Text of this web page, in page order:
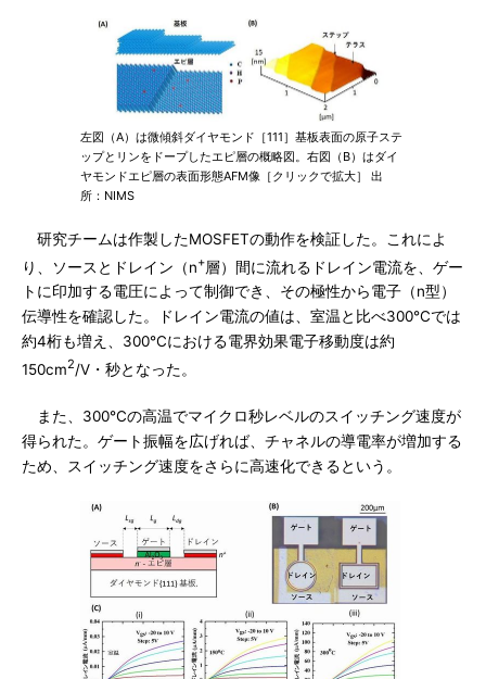
左図（A）は微傾斜ダイヤモンド［111］基板表面の原子ステ
ップとリンをドープしたエピ層の概略図。右図（B）はダイ
ヤモンドエピ層の表面形態AFM像［クリックで拡大］ 出
所：NIMS
研究チームは作製したMOSFETの動作を検証した。これによ
り、ソースとドレイン（n+層）間に流れるドレイン電流を、ゲー
トに印加する電圧によって制御でき、その極性から電子（n型）
伝導性を確認した。ドレイン電流の値は、室温と比べ300℃では
約4桁も増え、300℃における電界効果電子移動度は約
150cm2/V・秒となった。
また、300℃の高温でマイクロ秒レベルのスイッチング速度が
得られた。ゲート振幅を広げれば、チャネルの導電率が増加する
ため、スイッチング速度をさらに高速化できるという。